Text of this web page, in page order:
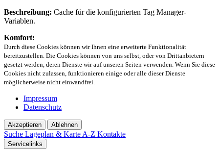
Beschreibung: Cache für die konfigurierten Tag Manager-
Variablen.
Komfort:
Durch diese Cookies können wir Ihnen eine erweiterte Funktionalität
bereitzustellen. Die Cookies können von uns selbst, oder von Drittanbietern
gesetzt werden, deren Dienste wir auf unseren Seiten verwenden. Wenn Sie diese
Cookies nicht zulassen, funktionieren einige oder alle dieser Dienste
möglicherweise nicht einwandfrei.
Impressum
Datenschutz
Akzeptieren Ablehnen
Suche Lageplan & Karte A-Z Kontakte
Servicelinks